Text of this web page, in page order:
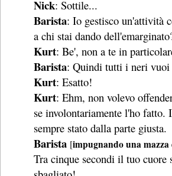
Nick: Sottile...
Barista: Io gestisco un'attività
a chi stai dando
Kurt: Be', non a te in
Barista: Quindi tutti i neri vuoi
Kurt: Esatto!
Kurt: Ehm, non volevo
se involontariamente l'ho fatto.
sempre stato dalla parte giusta.
Barista [impugnando una mazza
Tra cinque secondi il tuo cuore